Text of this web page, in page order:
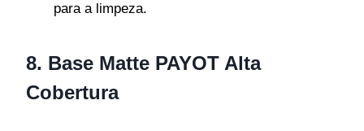
para a limpeza.
8. Base Matte PAYOT Alta
Cobertura